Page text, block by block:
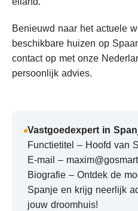
Benieuwd naar het actuele
beschikbare huizen op
contact op met onze
persoonlijk advies.
Vastgoedexpert in
Functietitel – Hoofd van
E-mail –
Biografie – Ontdek de
Spanje en krijg neerlijk
jouw droomhuis!